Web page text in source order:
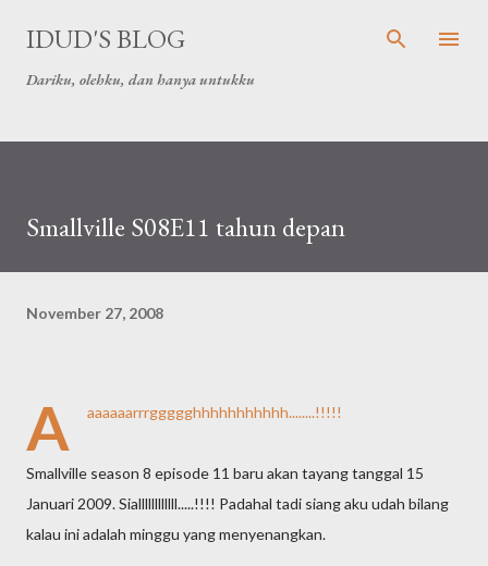
Skip to main content
IDUD'S BLOG
Dariku, olehku, dan hanya untukku
Smallville S08E11 tahun depan
November 27, 2008
A aaaaaarrrggggghhhhhhhhhhh........!!!!!
Smallville season 8 episode 11 baru akan tayang tanggal 15
Januari 2009. Siallllllllllll.....!!!! Padahal tadi siang aku udah bilang
kalau ini adalah minggu yang menyenangkan.